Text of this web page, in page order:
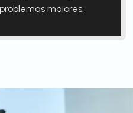
maiores.